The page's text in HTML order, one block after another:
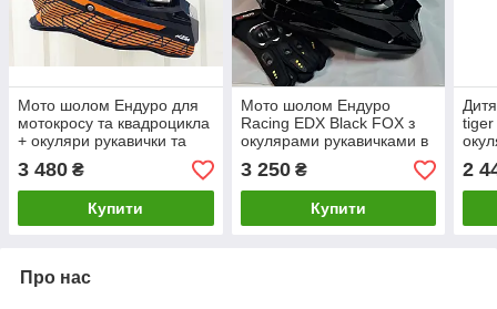
Мото шолом Ендуро для
мотокросу та квадроцикла
+ окуляри рукавички та
маска в подарунок
3 480 ₴
Купити
Мото шолом Ендуро
Racing EDX Black FOX з
окулярами рукавичками в
комплекті
3 250₴
Купити
tiger
2
Про нас